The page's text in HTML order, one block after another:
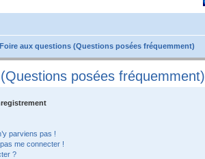
Foire aux questions (Questions posées fréquemment)
posées fréquemment)
parviens pas !
me connecter !
?